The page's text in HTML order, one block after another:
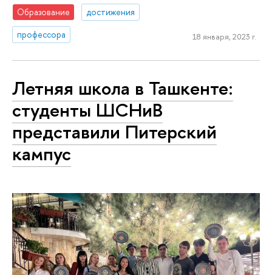
Образование
достижения
профессора
18 января, 2023 г.
Летняя школа в Ташкенте:
студенты ШСНиВ
представили Питерский
кампус